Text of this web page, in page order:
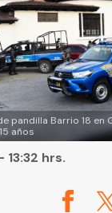
pandilla Barrio 18 en
años
hrs.